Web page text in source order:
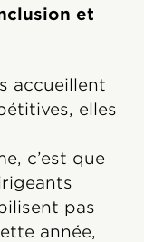
et
accueillent
elles
c’est que
pas
année,